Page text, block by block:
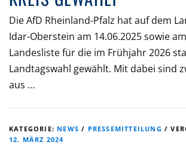
Die AfD Rheinland-Pfalz hat auf dem
Idar-Oberstein am 14.06.2025 sowie
Landesliste für die im Frühjahr 2026
Landtagswahl gewählt. Mit dabei sind
aus …
KATEGORIE: NEWS / PRESSEMITTEILUNG /
12. MÄRZ 2024